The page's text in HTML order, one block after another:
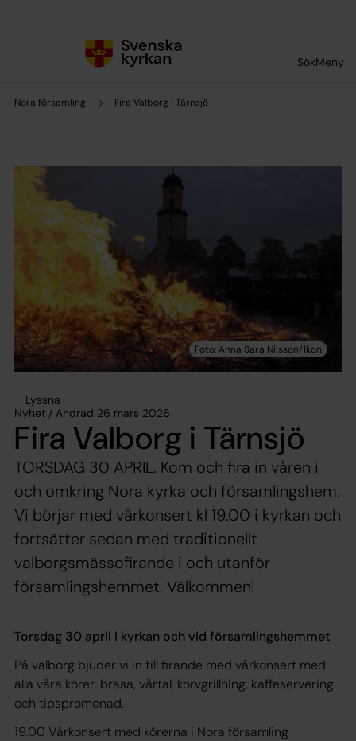
SökMeny
Nora församling Fira Valborg i Tärnsjö
Lyssna
Nyhet / Ändrad 26 mars 2026
Fira Valborg i Tärnsjö
TORSDAG 30 APRIL. Kom och fira in våren i
och omkring Nora kyrka och församlingshem.
Vi börjar med vårkonsert kl 19.00 i kyrkan och
fortsätter sedan med traditionellt
valborgsmässofirande i och utanför
församlingshemmet. Välkommen!
Torsdag 30 april i kyrkan och vid församlingshemmet
På valborg bjuder vi in till firande med vårkonsert med
alla våra körer, brasa, vårtal, korvgrillning, kaffeservering
och tipspromenad.
19.00 Vårkonsert med körerna i Nora församling